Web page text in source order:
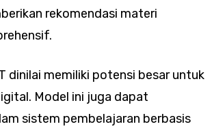
rekomendasi materi
dinilai memiliki potensi besar untuk
Model ini juga dapat
sistem pembelajaran berbasis